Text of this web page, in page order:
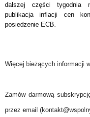
dalszej części tygodnia
publikacja inflacji cen
posiedzenie ECB.
Więcej bieżących informacji
Zamów darmową
przez email